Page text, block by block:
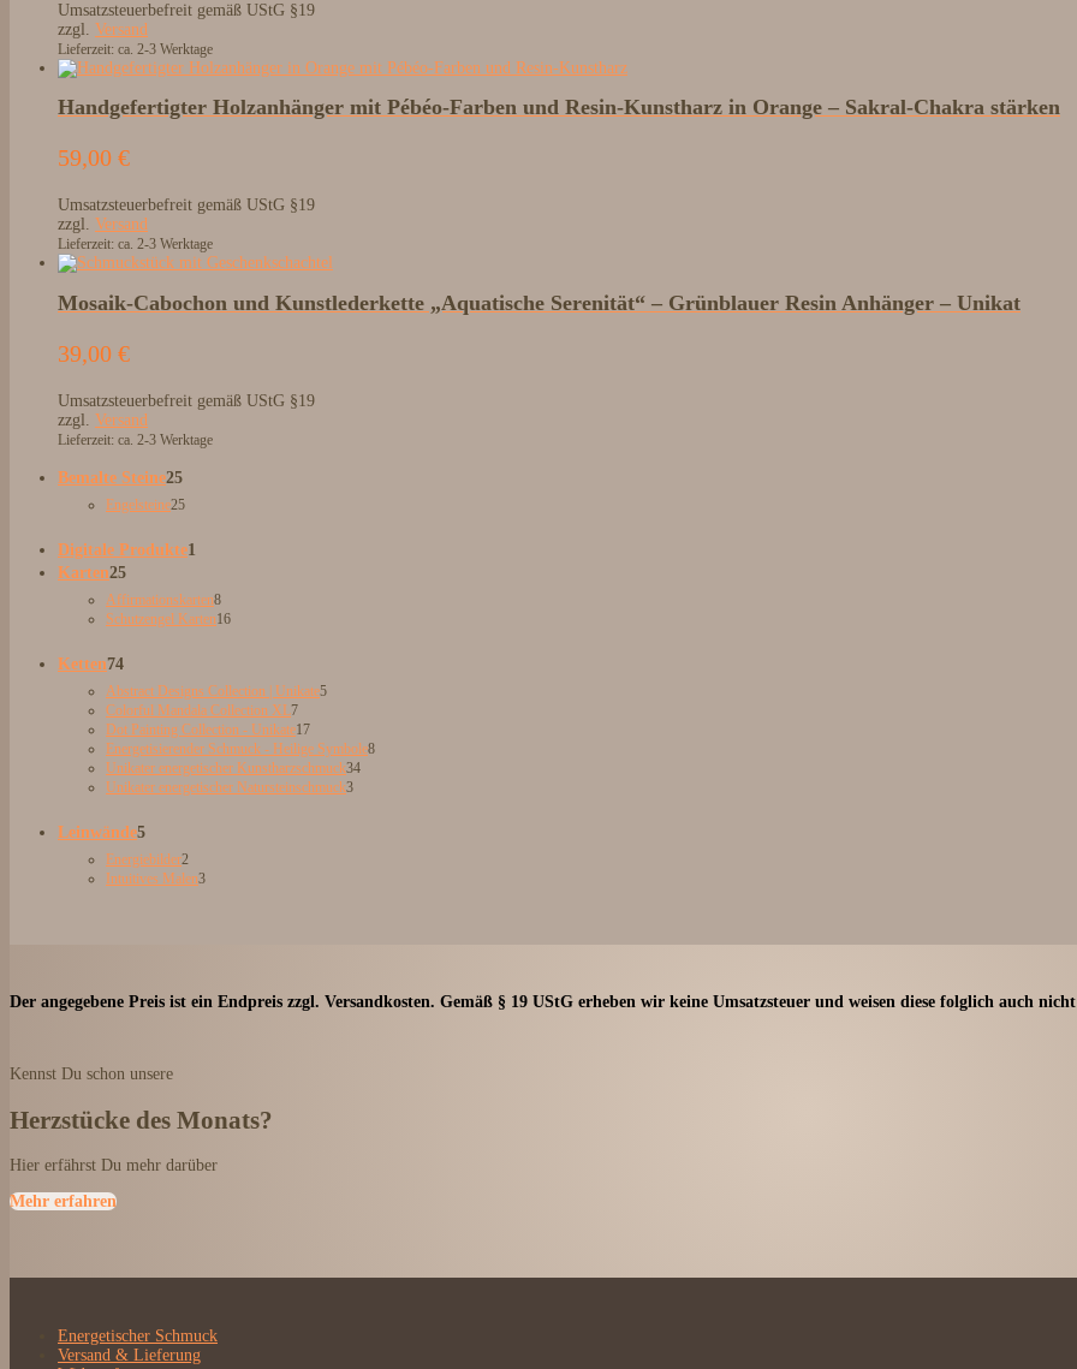
Umsatzsteuerbefreit gemäß UStG §19
zzgl. Versand
Lieferzeit: ca. 2-3 Werktage
Handgefertigter Holzanhänger mit Pébéo-Farben und Resin-Kunstharz in Orange – Sakral-Chakra stärken
59,00 €
Umsatzsteuerbefreit gemäß UStG §19
zzgl. Versand
Lieferzeit: ca. 2-3 Werktage
Mosaik-Cabochon und Kunstlederkette „Aquatische Serenität“ – Grünblauer Resin Anhänger – Unikat
39,00 €
Umsatzsteuerbefreit gemäß UStG §19
zzgl. Versand
Lieferzeit: ca. 2-3 Werktage
Bemalte Steine2525
Produkte
Engelsteine2525
Digitale Produkte1
Karten2525
Produkte
Affirmationskarten88
Produkte
Schutzengel Karten1616
Ketten7474
Produkte
Abstract Designs Collection | Unikate55
Colorful Mandala Collection XL77
Produkte
Dot Painting Collection - Unikate1717
Produkte
Energetisierender Schmuck - Heilige Symbole88
Unikater energetischer Kunstharzschmuck3434
Unikater energetischer Natursteinschmuck33
Leinwände55
Produkte
Energiebilder2
Produkte
Intuitives Malen33
Der angegebene Preis ist ein Endpreis zzgl. Versandkosten. Gemäß § 19 UStG erheben wir keine Umsatzsteuer und weisen diese folglich auch
Kennst Du schon unsere
Herzstücke des Monats?
Hier erfährst Du mehr darüber
Mehr erfahren
Energetischer Schmuck
Versand & Lieferung